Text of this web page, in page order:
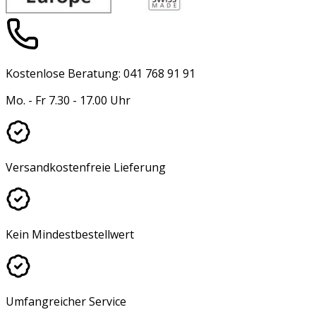
Kostenlose Beratung: 041 768 91 91
Mo. - Fr 7.30 - 17.00 Uhr
Versandkostenfreie Lieferung
Kein Mindestbestellwert
Umfangreicher Service